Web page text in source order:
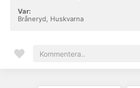
Var:
Bråneryd, Huskvarna